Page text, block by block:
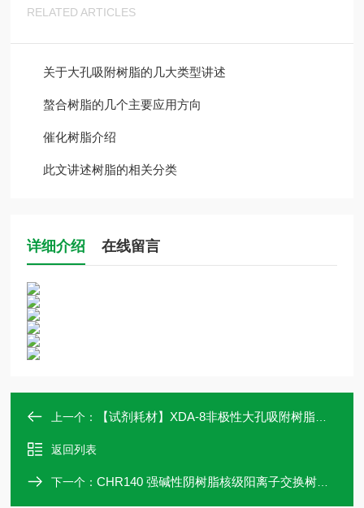
RELATED ARTICLES
关于大孔吸附树脂的几大类型讲述
螯合树脂的几个主要应用方向
催化树脂介绍
此文讲述树脂的相关分类
详细介绍 在线留言
上一个： 【试剂耗材】XDA-8非极性大孔吸附树脂吸附黄腐酸和腐殖酸试验装
返回列表
下一个：CHR140 强碱性阴树脂核级阳离子交换树脂水处理放射性元素试验装